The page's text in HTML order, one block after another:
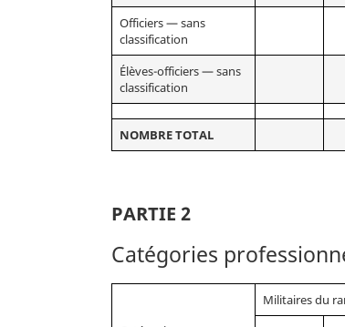
Officiers — sans
classification
Élèves-officiers — sans
classification
NOMBRE TOTAL
PARTIE 2
Catégories
Militaires du